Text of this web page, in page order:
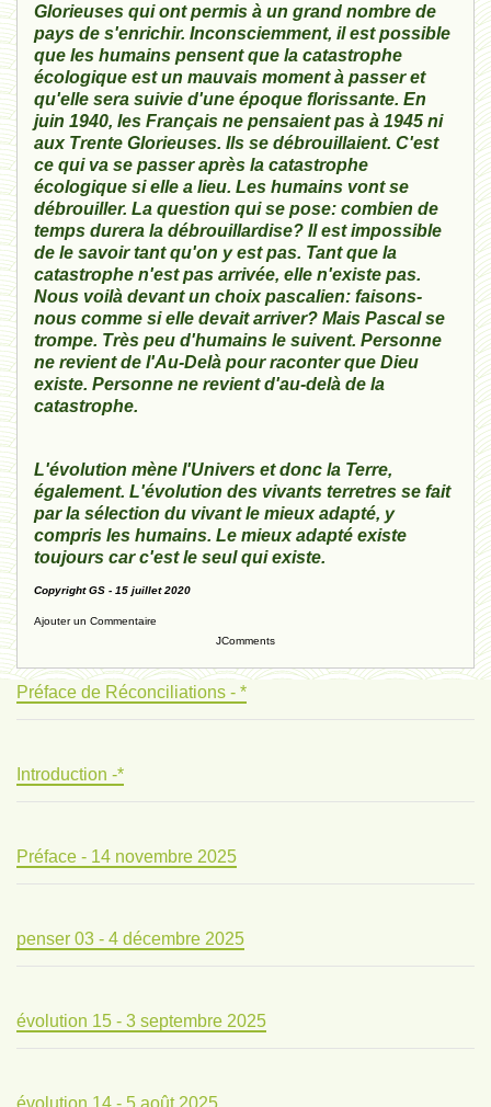
Glorieuses qui ont permis à un grand nombre de
pays de s'enrichir. Inconsciemment, il est possible
que les humains pensent que la catastrophe
écologique est un mauvais moment à passer et
qu'elle sera suivie d'une époque florissante. En
juin 1940, les Français ne pensaient pas à 1945 ni
aux Trente Glorieuses. Ils se débrouillaient. C'est
ce qui va se passer après la catastrophe
écologique si elle a lieu. Les humains vont se
débrouiller. La question qui se pose: combien de
temps durera la débrouillardise? Il est impossible
de le savoir tant qu'on y est pas. Tant que la
catastrophe n'est pas arrivée, elle n'existe pas.
Nous voilà devant un choix pascalien: faisons-
nous comme si elle devait arriver? Mais Pascal se
trompe. Très peu d'humains le suivent. Personne
ne revient de l'Au-Delà pour raconter que Dieu
existe. Personne ne revient d'au-delà de la
catastrophe.
L'évolution mène l'Univers et donc la Terre,
également. L'évolution des vivants terretres se fait
par la sélection du vivant le mieux adapté, y
compris les humains. Le mieux adapté existe
toujours car c'est le seul qui existe.
Copyright GS - 15 juillet 2020
Ajouter un Commentaire
JComments
Préface de Réconciliations - *
Introduction -*
Préface - 14 novembre 2025
penser 03 - 4 décembre 2025
évolution 15 - 3 septembre 2025
évolution 14 - 5 août 2025